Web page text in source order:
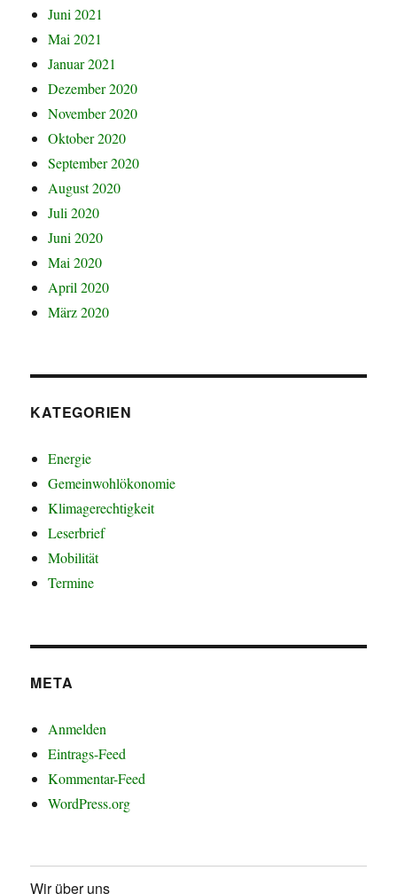
Juni 2021
Mai 2021
Januar 2021
Dezember 2020
November 2020
Oktober 2020
September 2020
August 2020
Juli 2020
Juni 2020
Mai 2020
April 2020
März 2020
KATEGORIEN
Energie
Gemeinwohlökonomie
Klimagerechtigkeit
Leserbrief
Mobilität
Termine
META
Anmelden
Eintrags-Feed
Kommentar-Feed
WordPress.org
Wir über uns